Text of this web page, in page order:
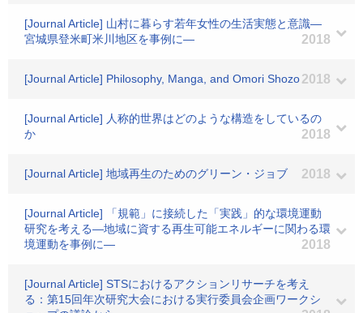
[Journal Article] 山村に暮らす若年女性の生活実態と意識―
宮城県登米町米川地区を事例に―
2018
[Journal Article] Philosophy, Manga, and Omori Shozo2018
[Journal Article] 人称的世界はどのような構造をしているの
か
2018
[Journal Article] 地域再生のためのグリーン・ジョブ 2018
[Journal Article] 「規範」に接続した「実践」的な環境運動
研究を考える―地域に資する再生可能エネルギーに関わる環
境運動を事例に―
2018
[Journal Article] STSにおけるアクションリサーチを考え
る：第15回年次研究大会における実行委員会企画ワークシ